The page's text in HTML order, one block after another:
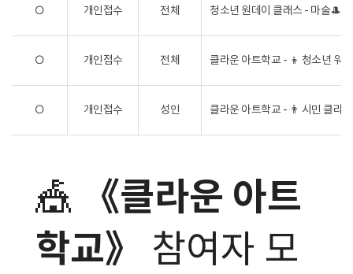
O 개인접수 전체 청소년 원데이 클래스 - 마술🎩
O 개인접수 전체 클라운 아트학교 - 👦 청소년 워
O 개인접수 성인 클라운 아트학교 - 👨 시민 클라
🎪
《클라운 아트
학교》
참여자 모